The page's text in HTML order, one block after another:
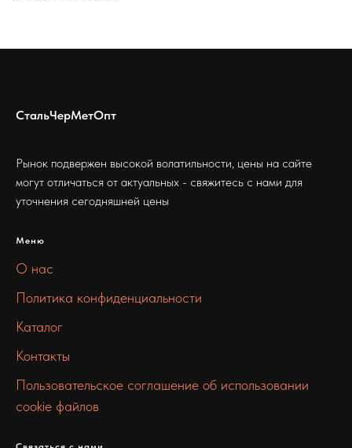
СтальЧерМетОпт
Рынок подвержен высокой волатильности, цены на сайте
могут отличаться от актуальных - свяжитесь с нами для
уточнения сегодняшней цены
Меню
О нас
Политика конфиденциальности
Каталог
Контакты
Пользовательское соглашение об использовании
cookie файлов